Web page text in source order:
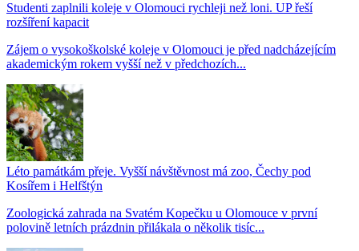
Studenti zaplnili koleje v Olomouci rychleji než loni. UP řeší
rozšíření kapacit
Zájem o vysokoškolské koleje v Olomouci je před nadcházejícím
akademickým rokem vyšší než v předchozích...
Léto památkám přeje. Vyšší návštěvnost má zoo, Čechy pod
Kosířem i Helfštýn
Zoologická zahrada na Svatém Kopečku u Olomouce v první
polovině letních prázdnin přilákala o několik tisíc...